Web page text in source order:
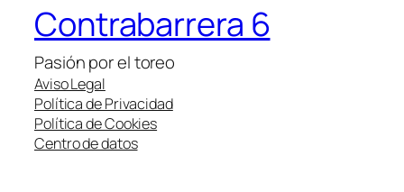
Contrabarrera 6
Pasión por el toreo
Aviso Legal
Política de Privacidad
Política de Cookies
Centro de datos